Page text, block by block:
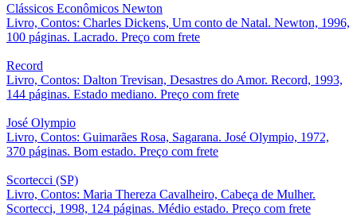
Clássicos Econômicos Newton
Livro, Contos: Charles Dickens, Um conto de Natal. Newton, 1996,
100 páginas. Lacrado. Preço com frete
Record
Livro, Contos: Dalton Trevisan, Desastres do Amor. Record, 1993,
144 páginas. Estado mediano. Preço com frete
José Olympio
Livro, Contos: Guimarães Rosa, Sagarana. José Olympio, 1972,
370 páginas. Bom estado. Preço com frete
Scortecci (SP)
Livro, Contos: Maria Thereza Cavalheiro, Cabeça de Mulher.
Scortecci, 1998, 124 páginas. Médio estado. Preço com frete